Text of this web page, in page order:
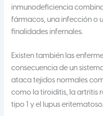
inmunodeficiencia
fármacos, una infección o
finalidades infernales.
Existen también las
consecuencia de un
ataca tejidos normales
como la tiroiditis, la artritis
tipo 1 y el lupus eritematoso.